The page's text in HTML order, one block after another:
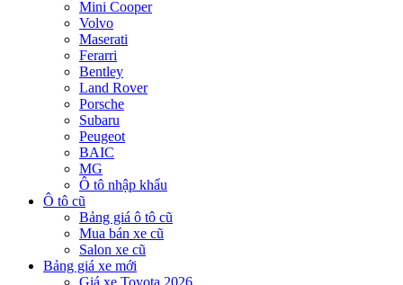
Mini Cooper
Volvo
Maserati
Ferarri
Bentley
Land Rover
Porsche
Subaru
Peugeot
BAIC
MG
Ô tô nhập khẩu
Ô tô cũ
Bảng giá ô tô cũ
Mua bán xe cũ
Salon xe cũ
Bảng giá xe mới
Giá xe Toyota 2026